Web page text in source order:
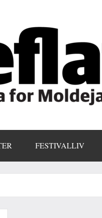
FESTIVALLIV